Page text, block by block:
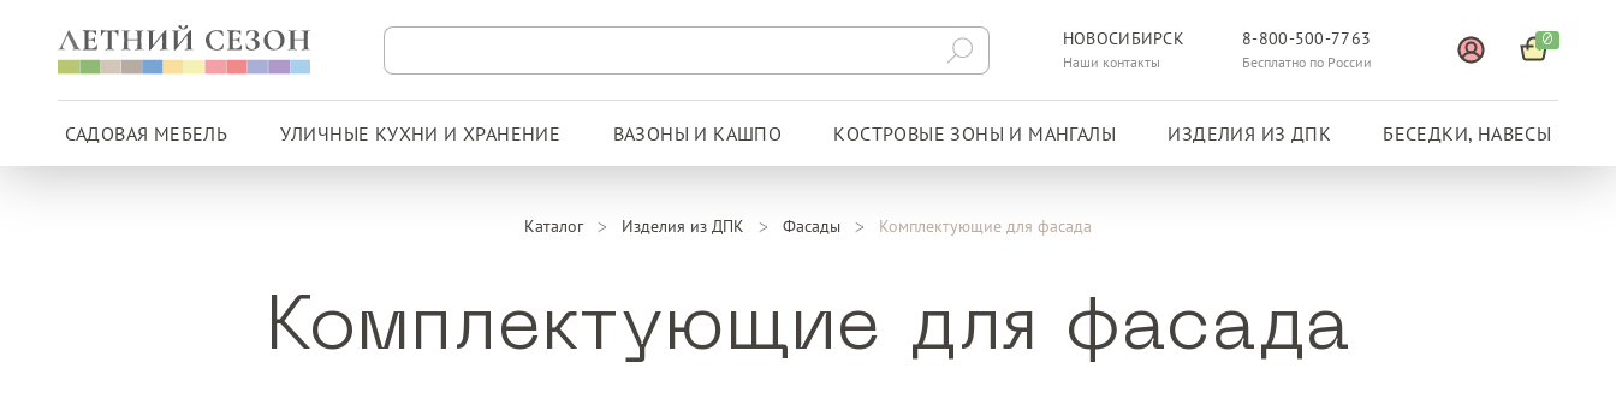
НОВОСИБИРСК
Наши контакты
8-800-500-7763
Бесплатно по России
0
САДОВАЯ МЕБЕЛЬ УЛИЧНЫЕ КУХНИ И ХРАНЕНИЕ ВАЗОНЫ И КАШПО КОСТРОВЫЕ ЗОНЫ И МАНГАЛЫ ИЗДЕЛИЯ ИЗ ДПК БЕСЕДКИ, НАВЕСЫ
Каталог Изделия из ДПК Фасады Комплектующие для фасада
Комплектующие для фасада